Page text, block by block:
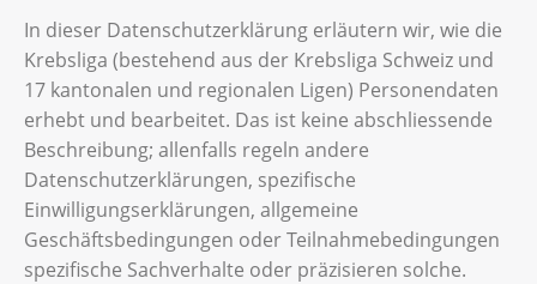
In dieser Datenschutzerklärung erläutern wir, wie die
Krebsliga (bestehend aus der Krebsliga Schweiz und
17 kantonalen und regionalen Ligen) Personendaten
erhebt und bearbeitet. Das ist keine abschliessende
Beschreibung; allenfalls regeln andere
Datenschutzerklärungen, spezifische
Einwilligungserklärungen, allgemeine
Geschäftsbedingungen oder Teilnahmebedingungen
spezifische Sachverhalte oder präzisieren solche.